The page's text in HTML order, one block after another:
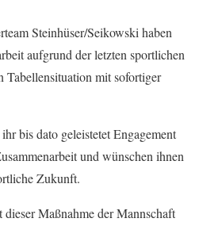
Steinhüser/Seikowski haben
aufgrund der letzten sportlichen
Tabellensituation mit sofortiger
bis dato geleistetet Engagement
und wünschen ihnen
Zukunft.
Maßnahme der Mannschaft